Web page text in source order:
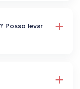
Posso levar